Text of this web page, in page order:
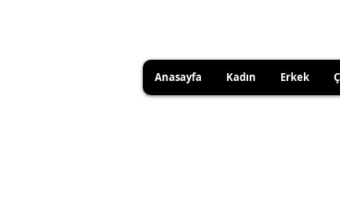
Anasayfa Kadın Erkek